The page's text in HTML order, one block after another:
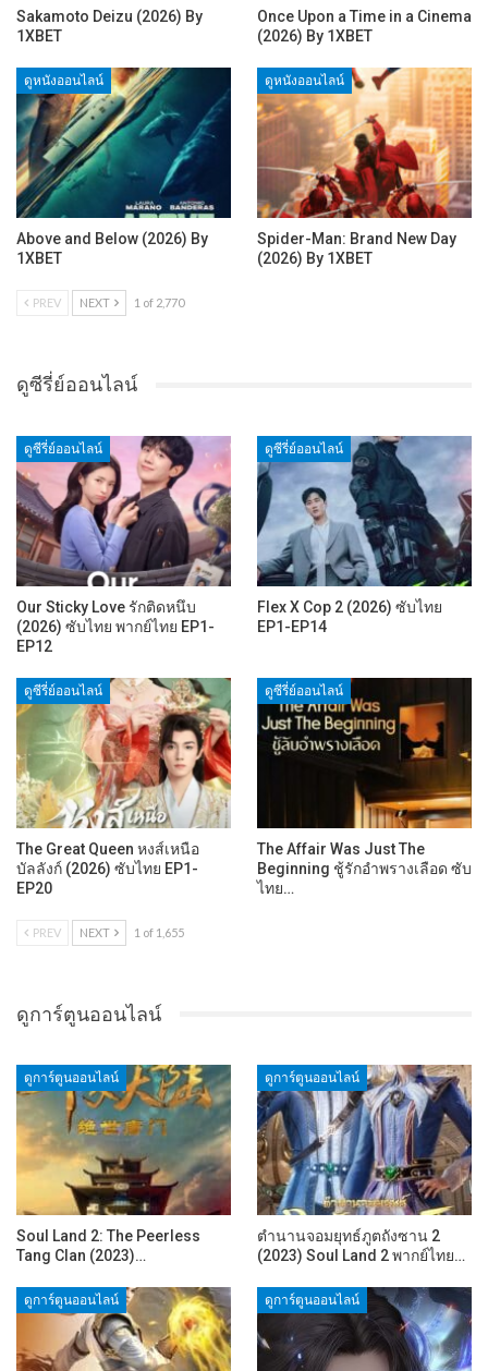
Sakamoto Deizu (2026) By
1XBET
Once Upon a Time in a Cinema
(2026) By 1XBET
ดูหนังออนไลน์
Above and Below (2026) By
1XBET
ดูหนังออนไลน์
Spider-Man: Brand New Day
(2026) By 1XBET
PREV NEXT 1 of 2,770
ดูซีรี่ย์ออนไลน์
ดูซีรี่ย์ออนไลน์
Our Sticky Love รักติดหนึบ
(2026) ซับไทย พากย์ไทย EP1-
EP12
ดูซีรี่ย์ออนไลน์
Flex X Cop 2 (2026) ซับไทย
EP1-EP14
ดูซีรี่ย์ออนไลน์
The Great Queen หงส์เหนือ
บัลลังก์ (2026) ซับไทย EP1-
EP20
ดูซีรี่ย์ออนไลน์
The Affair Was Just The
Beginning ชู้รักอำพรางเลือด ซับ
ไทย…
PREV NEXT 1 of 1,655
ดูการ์ตูนออนไลน์
ดูการ์ตูนออนไลน์
Soul Land 2: The Peerless
Tang Clan (2023)…
ดูการ์ตูนออนไลน์
ตำนานจอมยุทธ์ภูตถังซาน 2
(2023) Soul Land 2 พากย์ไทย…
ดูการ์ตูนออนไลน์ ดูการ์ตูนออนไลน์